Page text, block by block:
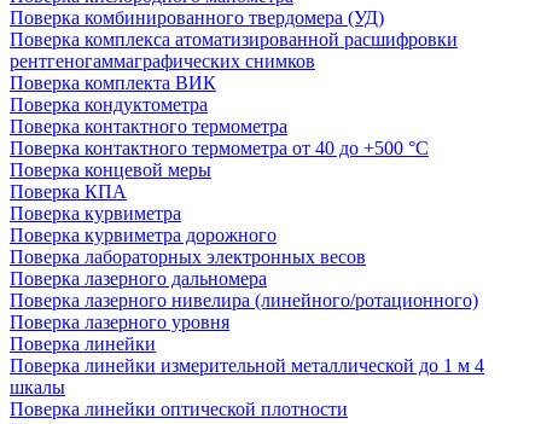
Поверка комбинированного твердомера (УД)
Поверка комплекса атоматизированной расшифровки
рентгеногаммаграфических снимков
Поверка комплекта ВИК
Поверка кондуктометра
Поверка контактного термометра
Поверка контактного термометра от 40 до +500 °С
Поверка концевой меры
Поверка КПА
Поверка курвиметра
Поверка курвиметра дорожного
Поверка лабораторных электронных весов
Поверка лазерного дальномера
Поверка лазерного нивелира (линейного/ротационного)
Поверка лазерного уровня
Поверка линейки
Поверка линейки измерительной металлической до 1 м 4
шкалы
Поверка линейки оптической плотности